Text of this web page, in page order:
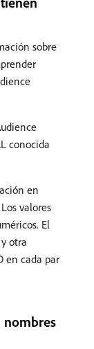
sobre
conocida
en
valores
El
otra
en cada par
nombres